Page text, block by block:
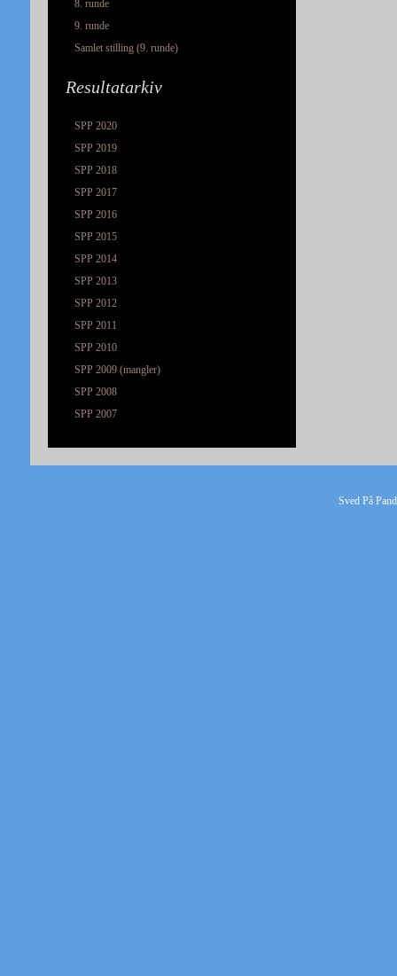
8. runde
9. runde
Samlet stilling (9. runde)
Resultatarkiv
SPP 2020
SPP 2019
SPP 2018
SPP 2017
SPP 2016
SPP 2015
SPP 2014
SPP 2013
SPP 2012
SPP 2011
SPP 2010
SPP 2009 (mangler)
SPP 2008
SPP 2007
Sved På